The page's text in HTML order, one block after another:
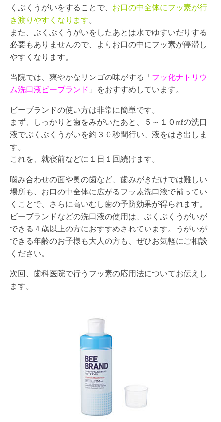
くぶくうがいをすることで、 お口の中全体にフッ素が行
き渡りやすくなります。
また、ぶくぶくうがいをしたあとは水でゆすいだりする
必要もありませんので、よりお口の中にフッ素が停滞し
やすくなります。
当院では、爽やかなリンゴの味がする「 フッ化ナトリウ
ム洗口液ビーブランド 」をおすすめしています。
ビーブランドの使い方は非常に簡単です。
まず、しっかりと歯をみがいたあと、５～１０㎖の洗口
液でぶくぶくうがいを約３０秒間行い、液をはき出しま
す。
これを、就寝前などに１日１回続けます。
噛み合わせの面や奥の歯など、歯みがきだけでは難しい
場所も、お口の中全体に広がるフッ素洗口液で補ってい
くことで、さらに高いむし歯の予防効果が得られます。
ビーブランドなどの洗口液の使用は、ぶくぶくうがいが
できる４歳以上の方におすすめされています。うがいが
できる年齢のお子様も大人の方も、ぜひお気軽にご相談
ください。
次回、歯科医院で行うフッ素の応用法についてお伝えし
ます。